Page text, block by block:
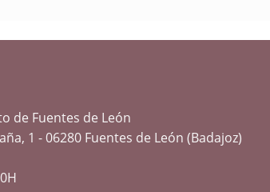
de Fuentes de León
1 - 06280 Fuentes de León (Badajoz)